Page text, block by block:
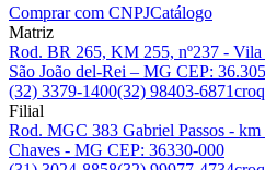
Comprar com CNPJCatálogo
Matriz
Rod. BR 265, KM 255, nº237 - Vila
São João del-Rei – MG CEP:
(32) 3379-1400(32) 98403-6871
Filial
Rod. MGC 383 Gabriel Passos -
Chaves - MG CEP: 36330-000